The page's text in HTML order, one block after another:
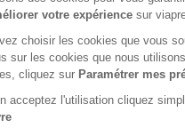
-21%
1